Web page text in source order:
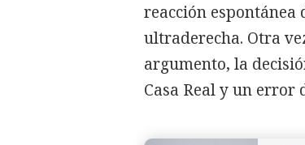
reacción espontánea
ultraderecha. Otra
argumento, la
Casa Real y un error